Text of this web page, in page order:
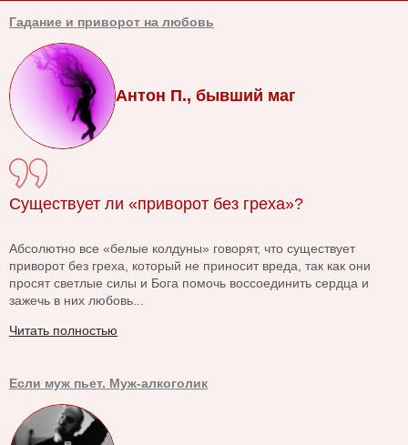
Гадание и приворот на любовь
Антон П., бывший маг
Существует ли «приворот без греха»?
Абсолютно все «белые колдуны» говорят, что существует
приворот без греха, который не приносит вреда, так как они
просят светлые силы и Бога помочь воссоединить сердца и
зажечь в них любовь...
Читать полностью
Если муж пьет. Муж-алкоголик